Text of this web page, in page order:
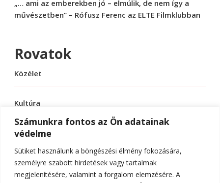
Számunkra fontos az Ön adatainak
védelme
Sütiket használunk a böngészési élmény fokozására,
személyre szabott hirdetések vagy tartalmak
megjelenítésére, valamint a forgalom elemzésére. A
„… ami az emberekben jó – elmúlik, de nem így a
művészetben” – Rófusz Ferenc az ELTE Filmklubban
Rovatok
Közélet
Kultúra
Sport
Tudomány